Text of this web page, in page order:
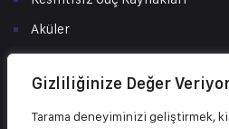
Gizliliğinize Değer
Tarama deneyiminizi geliştirmek,
Aküler
Tüketici Çözümleri
Şarj İstasyonları
Solar Enerji Çözümleri